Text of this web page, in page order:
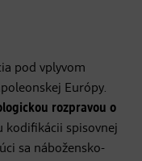
pod vplyvom
Európy.
rozpravou o
kodifikácii spisovnej
sa nábožensko-